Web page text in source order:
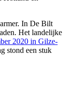
In De Bilt
Het landelijke
2020 in Gilze-
stond een stuk